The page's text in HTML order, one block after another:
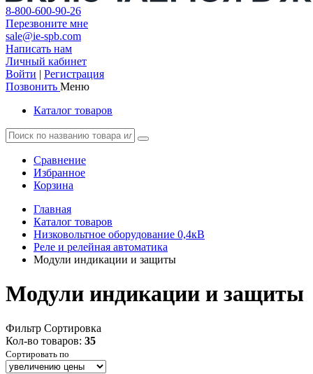
8-800-600-90-26
Перезвоните мне
sale@ie-spb.com
Написать нам
Личный кабинет
Войти | Регистрация
Позвонить Меню
Каталог товаров
Сравнение
Избранное
Корзина
Главная
Каталог товаров
Низковольтное оборудование 0,4кВ
Реле и релейная автоматика
Модули индикации и защиты
Модули индикации и защиты
Фильтр Сортировка
Кол-во товаров: 35
Сортировать по